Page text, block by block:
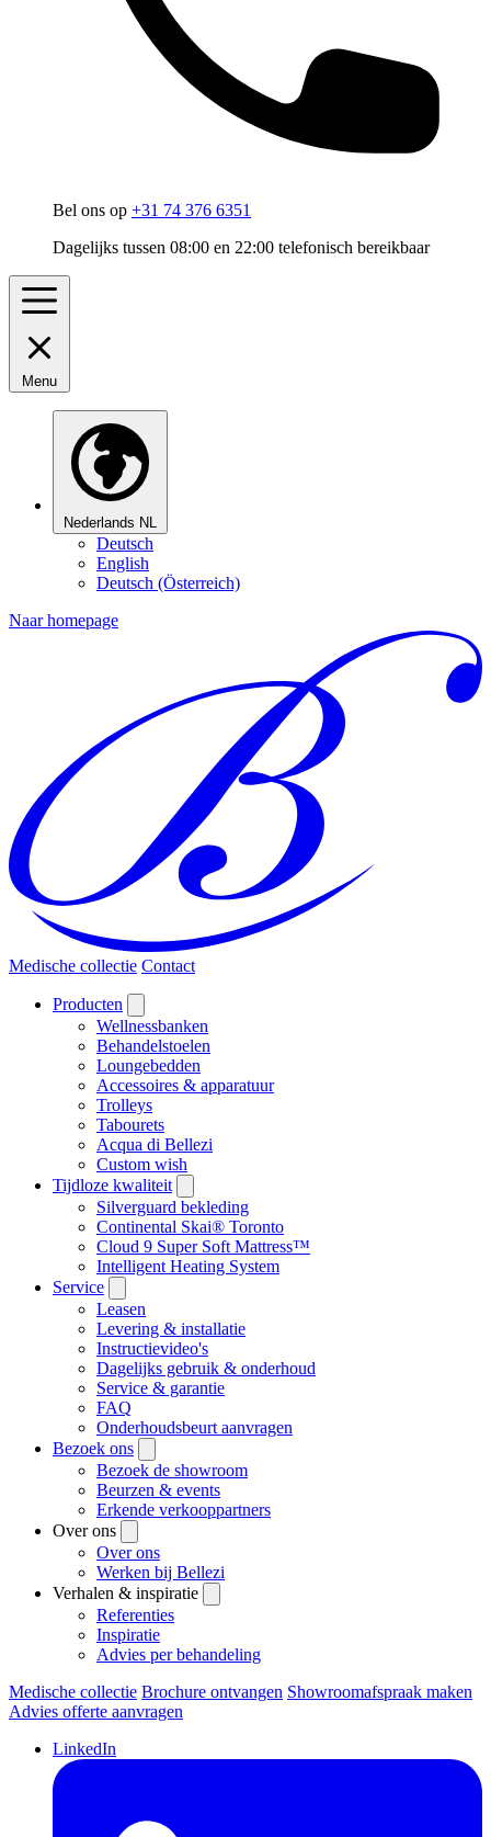
Bel ons op +31 74 376 6351
Dagelijks tussen 08:00 en 22:00 telefonisch bereikbaar
Menu
Nederlands NL
Deutsch
English
Deutsch (Österreich)
Naar homepage
Medische collectie Contact
Producten
Wellnessbanken
Behandelstoelen
Loungebedden
Accessoires & apparatuur
Trolleys
Tabourets
Acqua di Bellezi
Custom wish
Tijdloze kwaliteit
Silverguard bekleding
Continental Skai® Toronto
Cloud 9 Super Soft Mattress™
Intelligent Heating System
Service
Leasen
Levering & installatie
Instructievideo's
Dagelijks gebruik & onderhoud
Service & garantie
FAQ
Onderhoudsbeurt aanvragen
Bezoek ons
Bezoek de showroom
Beurzen & events
Erkende verkooppartners
Over ons
Over ons
Werken bij Bellezi
Verhalen & inspiratie
Referenties
Inspiratie
Advies per behandeling
Medische collectie Brochure ontvangen Showroomafspraak maken
Advies offerte aanvragen
LinkedIn